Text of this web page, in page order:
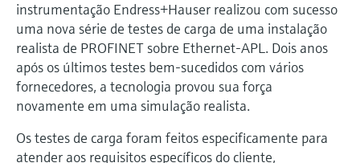
Device Viewer
Find product-specific information and
documentation
Spare parts finder
or serial number
Medição de nível com pressão
Comprar tudo
Tecnologia Memosens
Comprar tudo
do processo para tomada de
decisões
instrumentação Endress+Hauser realizou com sucesso
uma nova série de testes de carga de uma instalação
realista de PROFINET sobre Ethernet-APL. Dois anos
após os últimos testes bem-sucedidos com vários
fornecedores, a tecnologia provou sua força
novamente em uma simulação realista.
Os testes de carga foram feitos especificamente para
atender aos requisitos específicos do cliente,